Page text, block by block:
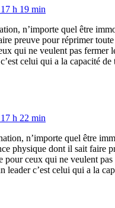
h 19 min
n’importe quel être
preuve pour réprimer
qui ne veulent pas fermer
celui qui a la capacité
h 22 min
n’importe quel être
physique dont il sait faire
pour ceux qui ne veulent
leader c’est celui qui a la